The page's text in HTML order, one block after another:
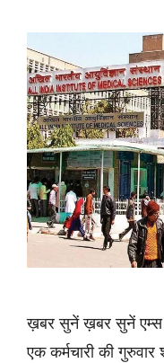
ख़बर सुनें ख़बर सुनें एम्स
एक कर्मचारी की